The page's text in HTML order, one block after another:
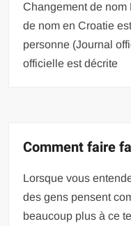
Changement de
de nom en Croatie
personne (Journal
officielle est décrite
Comment faire
Lorsque vous
des gens pensent
beaucoup plus à ce